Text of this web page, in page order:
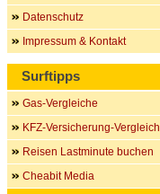
Datenschutz
Impressum & Kontakt
Surftipps
Gas-Vergleiche
KFZ-Versicherung-Vergleich
Reisen Lastminute buchen
Cheabit Media